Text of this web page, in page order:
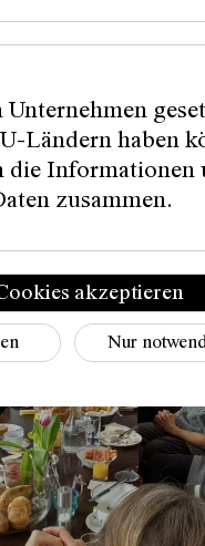
Unternehmen
Ländern haben
die Informationen
zusammen.
akzeptieren
Nur